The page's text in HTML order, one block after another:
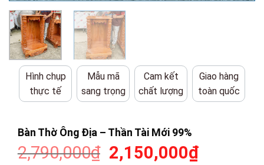
Hình chụp
thực tế
Mẫu mã
sang trọng
Cam kết
chất lượng
Giao hàng
toàn quốc
Bàn Thờ Ông Địa – Thần Tài Mới 99%
2,790,000₫ Giá
2,150,000₫Giá